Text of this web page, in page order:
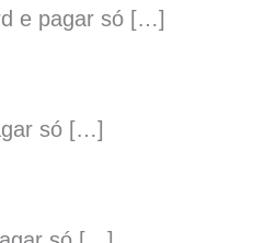
e pagar só […]
só […]